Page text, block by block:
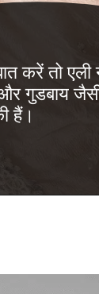
करें तो एली
गुडबाय
हैं।